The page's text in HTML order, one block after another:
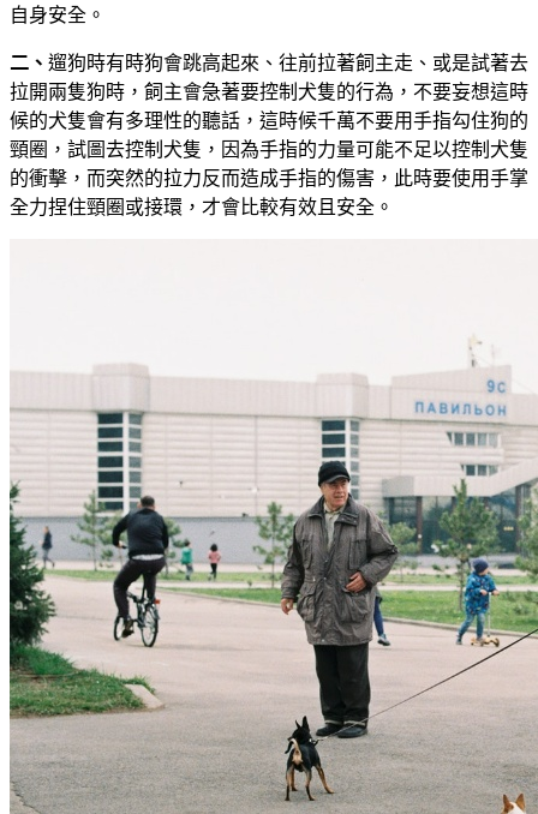
自身安全。
二、 遛狗時有時狗會跳高起來、往前拉著飼主走、或是試著去
拉開兩隻狗時，飼主會急著要控制犬隻的行為，不要妄想這時
候的犬隻會有多理性的聽話，這時候千萬不要用手指勾住狗的
頸圈，試圖去控制犬隻，因為手指的力量可能不足以控制犬隻
的衝擊，而突然的拉力反而造成手指的傷害，此時要使用手掌
全力捏住頸圈或接環，才會比較有效且安全。